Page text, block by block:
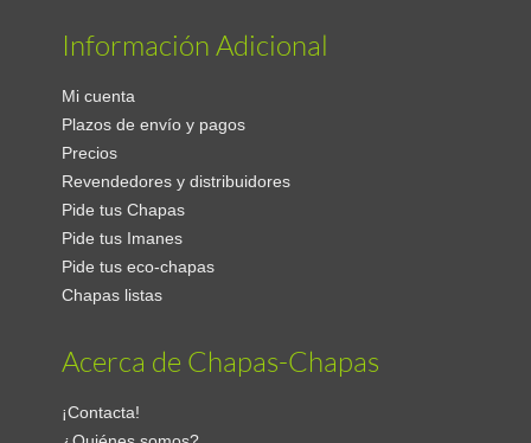
Información Adicional
Mi cuenta
Plazos de envío y pagos
Precios
Revendedores y distribuidores
Pide tus Chapas
Pide tus Imanes
Pide tus eco-chapas
Chapas listas
Acerca de Chapas-Chapas
¡Contacta!